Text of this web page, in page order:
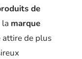
de
marque
attire de plus